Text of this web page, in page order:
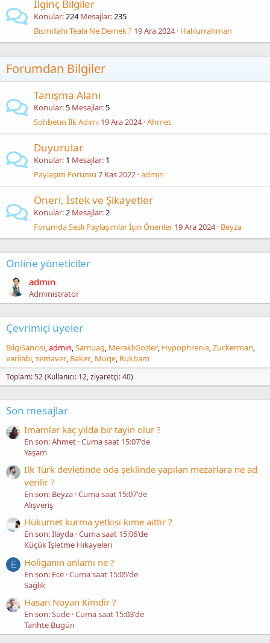
İlginç Bilgiler
Konular 224 Mesajlar 235
Bismillahi Teala Ne Demek ? 19 Ara 2024 Halilurrahman
Forumdan Bilgiler
Tanışma Alanı
Konular 5 Mesajlar 5
Sohbetin İlk Adımı 19 Ara 2024 Ahmet
Duyurular
Konular 1 Mesajlar 1
Paylaşım Forumu 7 Kas 2022 admin
Öneri, İstek ve Şikayetler
Konular 2 Mesajlar 2
Forumda Sesli Paylaşımlar İçin Öneriler 19 Ara 2024 Beyza
Online yöneticiler
admin
Administrator
Çevrimiçi üyeler
BilgiSancisi admin Samuag MeraklıGozler Hypophrenia Zuckerman
varilabi semaver Bakec Muqe Rukbam
Toplam: 52 (Kullanıcı: 12, ziyaretçi: 40)
Son mesajlar
Imamlar kaç yılda bir tayin olur ?
En son: Ahmet Cuma saat 15:07'de
Yaşam
Ilk Türk devletinde oda şeklinde yapılan mezarlara ne ad
verilir ?
En son: Beyza Cuma saat 15:07'de
Alışveriş
Hükumet kurma yetkisi kime aittir ?
En son: Ilayda Cuma saat 15:06'de
Küçük İşletme Hikayeleri
E Holiganın anlamı ne ?
En son: Ece Cuma saat 15:05'de
Sağlık
Hasan Noyan Kimdir ?
En son: Sude Cuma saat 15:03'de
Tarihte Bugün